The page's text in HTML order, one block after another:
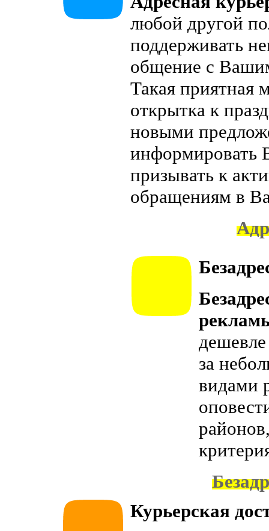
любой другой
поддерживать
общение с
Такая приятная
открытка к
новыми
информировать
призывать к
обращениям в
за
видами
Курьерская